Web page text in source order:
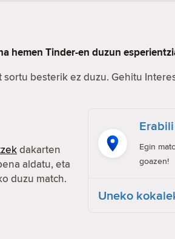
hemen Tinder-en duzun
sortu besterik ez duzu. Gehitu
dakarten
aldatu, eta
duzu match.
Egin
goazen!
Uneko